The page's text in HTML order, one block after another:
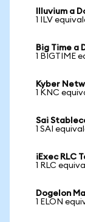
Illuvium a
1 ILV
Big Time a
1 BIGTIME
Kyber
1 KNC
Sai
1 SAI
iExec RLC
1 RLC
Dogelon
1 ELON